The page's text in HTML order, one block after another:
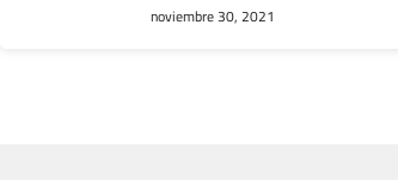
noviembre 30, 2021